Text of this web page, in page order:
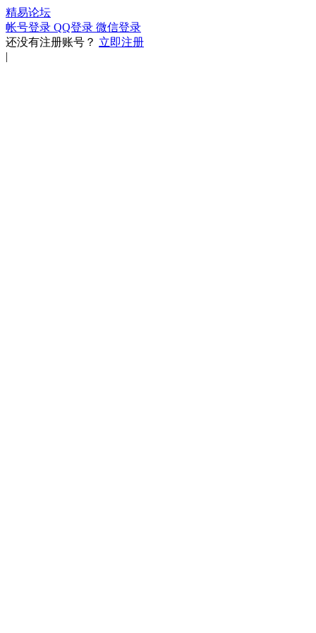
精易论坛
帐号登录 QQ登录 微信登录
还没有注册账号？ 立即注册
|